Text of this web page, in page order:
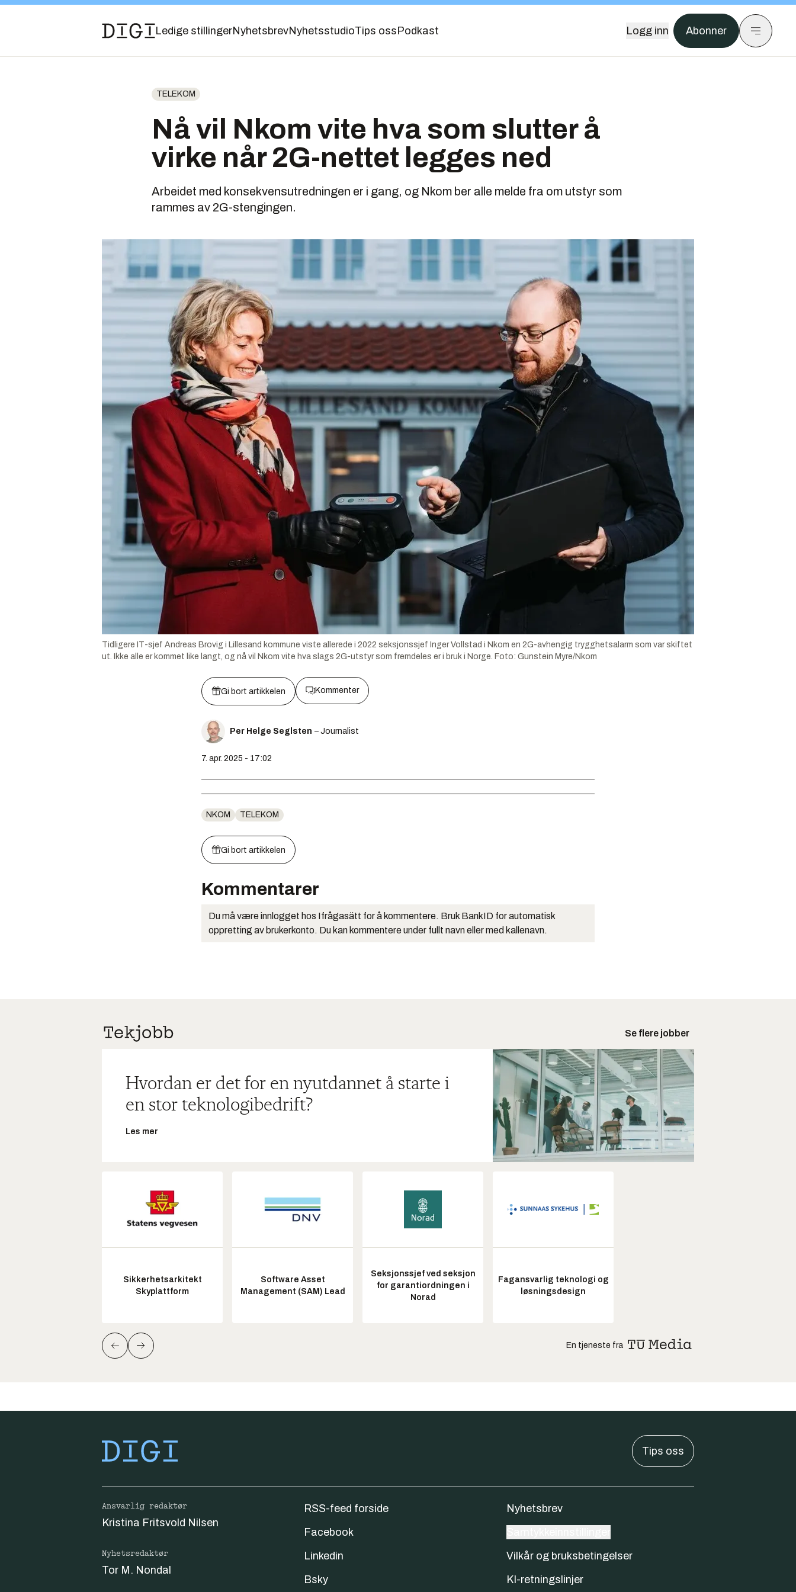
Ledige stillingerNyhetsbrevNyhetsstudioTips oss Podkast Logg inn Abonner
TELEKOM
Nå vil Nkom vite hva som slutter å
virke når 2G-nettet legges ned
Arbeidet med konsekvensutredningen er i gang, og Nkom ber alle melde fra om utstyr som
rammes av 2G-stengingen.
Tidligere IT-sjef Andreas Brovig i Lillesand kommune viste allerede i 2022 seksjonssjef Inger Vollstad i Nkom en 2G-avhengig trygghetsalarm som var skiftet
ut. Ikke alle er kommet like langt, og nå vil Nkom vite hva slags 2G-utstyr som fremdeles er i bruk i Norge. Foto: Gunstein Myre/Nkom
Gi bort artikkelen Kommenter
Per Helge Seglsten – Journalist
7. apr. 2025 - 17:02
NKOM TELEKOM
Gi bort artikkelen
Kommentarer
Du må være innlogget hos Ifrågasätt for å kommentere. Bruk BankID for automatisk
oppretting av brukerkonto. Du kan kommentere under fullt navn eller med kallenavn.
Se flere jobber
Hvordan er det for en nyutdannet å starte i
en stor teknologibedrift?
Les mer
Sikkerhetsarkitekt
Skyplattform
Software Asset
Management (SAM) Lead
Seksjonssjef ved seksjon
for garantiordningen i
Norad
Fagansvarlig teknologi og
løsningsdesign
En tjeneste fra
Tips oss
Ansvarlig redaktør
Kristina Fritsvold Nilsen
Nyhetsredaktør
Tor M. Nondal
RSS-feed forside
Facebook
Linkedin
Bsky
Nyhetsbrev
Vilkår og bruksbetingelser
KI-retningslinjer